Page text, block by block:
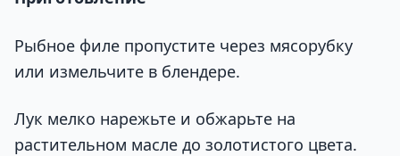
Рыбное филе пропустите через мясорубку
или измельчите в блендере.
Лук мелко нарежьте и обжарьте на
растительном масле до золотистого цвета.